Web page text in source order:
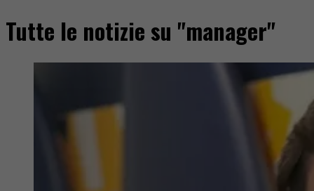
Tutte le notizie su "manager"